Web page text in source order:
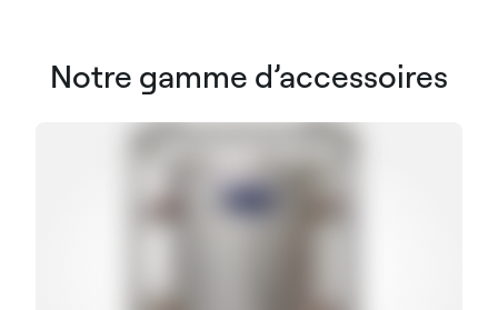
Notre gamme d’accessoires